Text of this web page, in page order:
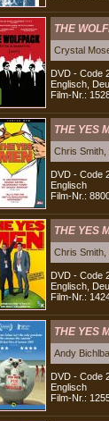
THE
Crystal
DVD - Code
Englisch,
Film-Nr.:
THE YES
Chris Smith,
DVD - Code
Englisch
Film-Nr.:
THE YES
Chris Smith,
DVD - Code
Englisch,
Film-Nr.:
THE YES
Andy
DVD - Code
Englisch
Film-Nr.: